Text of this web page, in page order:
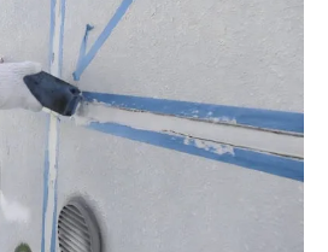
うにならないための注意点